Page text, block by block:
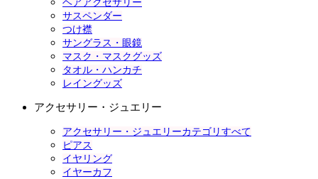
ヘアアクセサリー
サスペンダー
つけ襟
サングラス・眼鏡
マスク・マスクグッズ
タオル・ハンカチ
レイングッズ
アクセサリー・ジュエリー
アクセサリー・ジュエリーカテゴリすべて
ピアス
イヤリング
イヤーカフ